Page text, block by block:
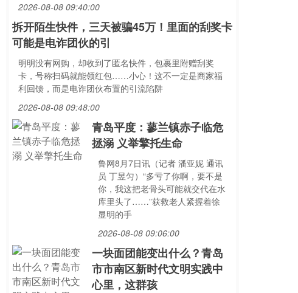
2026-08-08 09:40:00
拆开陌生快件，三天被骗45万！里面的刮奖卡
可能是电诈团伙的引
明明没有网购，却收到了匿名快件，包裹里附赠刮奖
卡，号称扫码就能领红包……小心！这不一定是商家福
利回馈，而是电诈团伙布置的引流陷阱
2026-08-08 09:48:00
青岛平度：蓼兰镇赤子临危
拯溺 义举擎托生命
鲁网8月7日讯（记者 潘亚妮 通讯
员 丁昱匀）“多亏了你啊，要不是
你，我这把老骨头可能就交代在水
库里头了……”获救老人紧握着徐
显明的手
2026-08-08 09:06:00
一块面团能变出什么？青岛
市市南区新时代文明实践中
心里，这群孩